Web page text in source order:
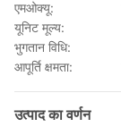
एमओक्यू:
यूनिट मूल्य:
भुगतान विधि:
आपूर्ति क्षमता:
उत्पाद का वर्णन